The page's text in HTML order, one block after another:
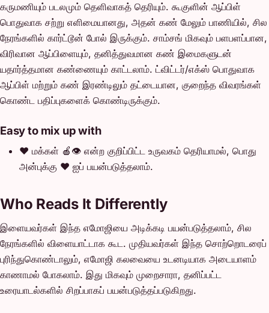
கருமணியும் படலமும் தெளிவாகத் தெரியும். கூகுளின் ஆப்பிள்
பொதுவாக சற்று எளிமையானது, அதன் கண் மேலும் பாணியில், சில
நேரங்களில் கார்ட்டூன் போல் இருக்கும். சாம்சங் மிகவும் பளபளப்பான,
விரிவான ஆப்பிளையும், தனித்துவமான கண் இமைகளுடன்
யதார்த்தமான கண்ணையும் காட்டலாம். ட்விட்டர்/எக்ஸ் பொதுவாக
ஆப்பிள் மற்றும் கண் இரண்டிலும் தட்டையான, குறைந்த விவரங்கள்
கொண்ட பதிப்புகளைக் கொண்டிருக்கும்.
Easy to mix up with
❤️ மக்கள் 🍎👁️ என்ற குறிப்பிட்ட உருவகம் தெரியாமல், பொது
அன்புக்கு ❤️ ஐப் பயன்படுத்தலாம்.
Who Reads It Differently
இளையவர்கள் இந்த எமோஜியை அடிக்கடி பயன்படுத்தலாம், சில
நேரங்களில் விளையாட்டாக கூட. முதியவர்கள் இந்த சொற்றொடரைப்
புரிந்துகொண்டாலும், எமோஜி கலவையை உடனடியாக அடையாளம்
காணாமல் போகலாம். இது மிகவும் முறைசாரா, தனிப்பட்ட
உரையாடல்களில் சிறப்பாகப் பயன்படுத்தப்படுகிறது.